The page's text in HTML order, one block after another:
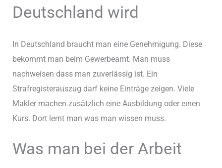
Deutschland wird
In Deutschland braucht man eine Genehmigung. Diese
bekommt man beim Gewerbeamt. Man muss
nachweisen dass man zuverlässig ist. Ein
Strafregisterauszug darf keine Einträge zeigen. Viele
Makler machen zusätzlich eine Ausbildung oder einen
Kurs. Dort lernt man was man wissen muss.
Was man bei der Arbeit